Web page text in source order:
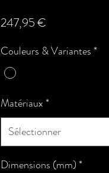
247,95 €Prix
Couleurs & Variantes*
Matériaux*
Sélectionner
Dimensions (mm)*